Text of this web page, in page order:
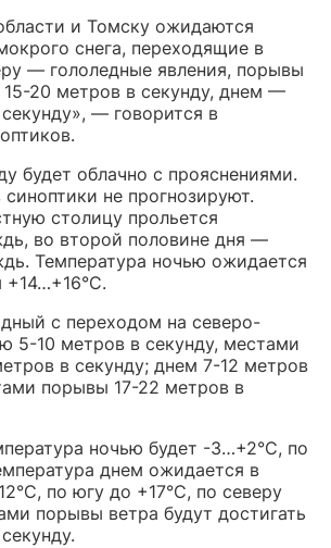
и Томску ожидаются
снега, переходящие в
— гололедные явления, порывы
20 метров в секунду, днем —
— говорится в
будет облачно с прояснениями.
не прогнозируют.
столицу прольется
во второй половине дня —
Температура ночью ожидается
с переходом на северо-
5-10 метров в секунду, местами
в секунду; днем 7-12 метров
порывы 17-22 метров в
ночью будет -3…+2°С, по
днем ожидается в
по югу до +17°С, по северу
порывы ветра будут достигать